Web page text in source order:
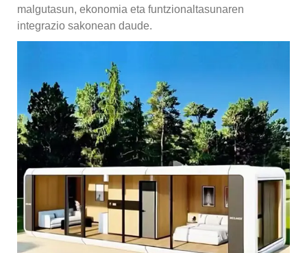
malgutasun, ekonomia eta funtzionaltasunaren
integrazio sakonean daude.